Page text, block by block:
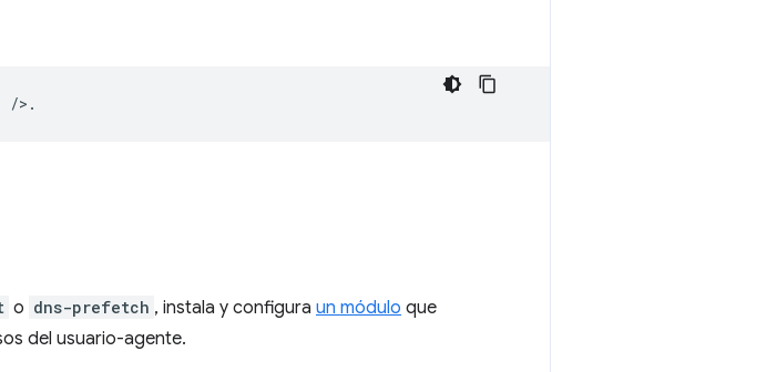
o dns-prefetch , instala y configura un módulo que
del usuario-agente.